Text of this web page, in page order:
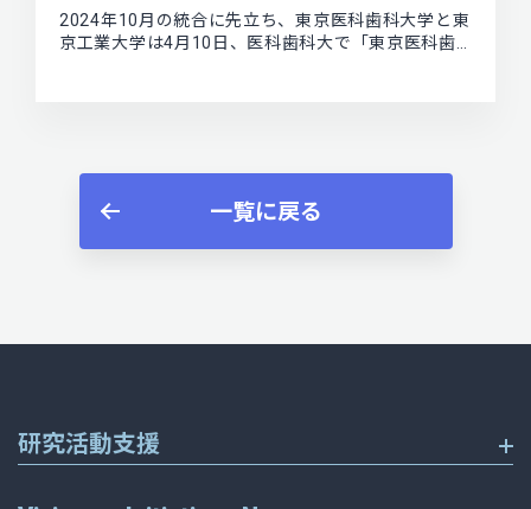
2024年10月の統合に先立ち、東京医科歯科大学と東
京工業大学は4月10日、医科歯科大で「東京医科歯…
一覧に戻る
研究活動支援